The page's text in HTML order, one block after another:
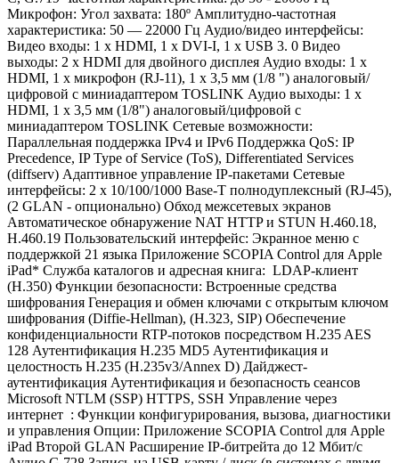
Микрофон: Угол захвата: 180º Амплитудно-частотная
характеристика: 50 — 22000 Гц Аудио/видео интерфейсы:
Видео входы: 1 х HDMI, 1 х DVI-I, 1 х USB 3. 0 Видео
выходы: 2 х HDMI для двойного дисплея Аудио входы: 1 х
HDMI, 1 х микрофон (RJ-11), 1 х 3,5 мм (1/8 ") аналоговый/
цифровой с миниадаптером TOSLINK Аудио выходы: 1 х
HDMI, 1 х 3,5 мм (1/8") аналоговый/цифровой с
миниадаптером TOSLINK Сетевые возможности:
Параллельная поддержка IPv4 и IPv6 Поддержка QoS: IP
Precedence, IP Type of Service (ToS), Differentiated Services
(diffserv) Адаптивное управление IP-пакетами Сетевые
интерфейсы: 2 х 10/100/1000 Base-T полнодуплексный (RJ-45),
(2 GLAN - опционально) Обход межсетевых экранов
Автоматическое обнаружение NAT HTTP и STUN H.460.18,
H.460.19 Пользовательский интерфейс: Экранное меню с
поддержкой 21 языка Приложение SCOPIA Control для Apple
iPad* Служба каталогов и адресная книга: LDAP-клиент
(H.350) Функции безопасности: Встроенные средства
шифрования Генерация и обмен ключами с открытым ключом
шифрования (Diffie-Hellman), (H.323, SIP) Обеспечение
конфиденциальности RTP-потоков посредством H.235 AES
128 Аутентификация H.235 MD5 Аутентификация и
целостность H.235 (H.235v3/Annex D) Дайджест-
аутентификация Аутентификация и безопасность сеансов
Microsoft NTLM (SSP) HTTPS, SSH Управление через
интернет : Функции конфигурирования, вызова, диагностики
и управления Опции: Приложение SCOPIA Control для Apple
iPad Второй GLAN Расширение IP-битрейта до 12 Мбит/с